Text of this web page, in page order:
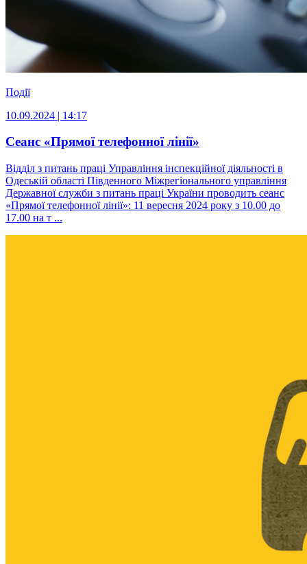
Події
10.09.2024 | 14:17
Сеанс «Прямої телефонної лінії»
Відділ з питань праці Управління інспекційної діяльності в
Одеській області Південного Міжрегіонального управління
Державної служби з питань праці України проводить сеанс
«Прямої телефонної лінії»: 11 вересня 2024 року з 10.00 до
17.00 на т ...